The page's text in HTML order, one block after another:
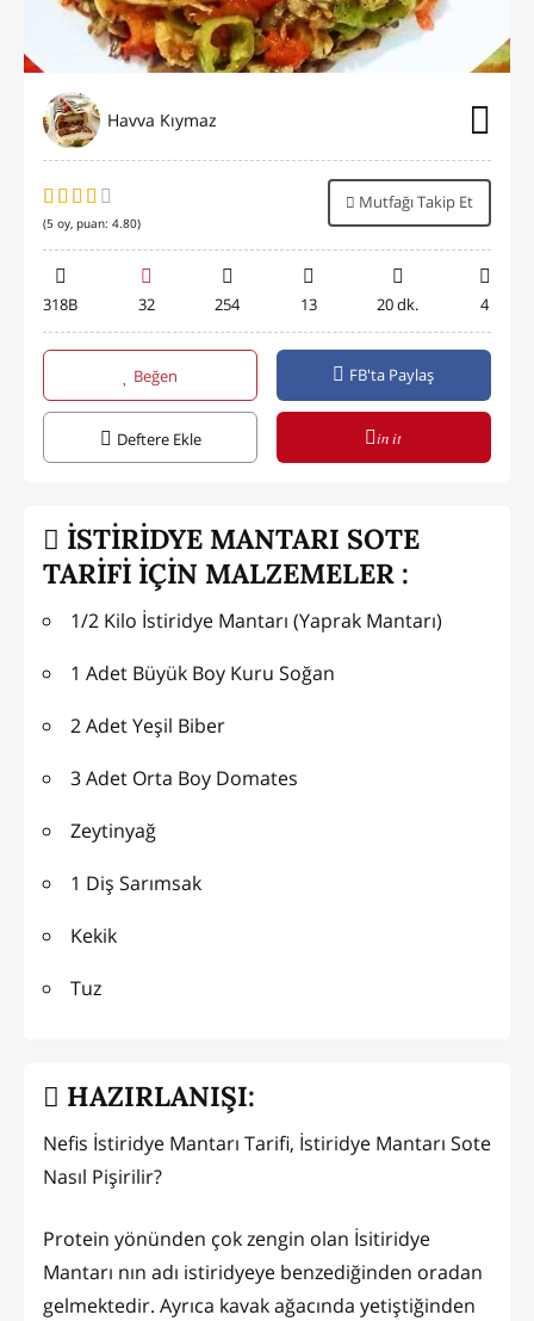
Havva Kıymaz
(5 oy, puan: 4.80)
Mutfağı Takip Et
318B 32 254 13 20 dk. 4
Beğen FB'ta Paylaş
Deftere Ekle in it
İSTİRİDYE MANTARI SOTE
TARİFİ İÇİN MALZEMELER :
1/2 Kilo İstiridye Mantarı (Yaprak Mantarı)
1 Adet Büyük Boy Kuru Soğan
2 Adet Yeşil Biber
3 Adet Orta Boy Domates
Zeytinyağ
1 Diş Sarımsak
Kekik
Tuz
HAZIRLANIŞI:
Nefis İstiridye Mantarı Tarifi, İstiridye Mantarı Sote
Nasıl Pişirilir?
Protein yönünden çok zengin olan İsitiridye
Mantarı nın adı istiridyeye benzediğinden oradan
gelmektedir. Ayrıca kavak ağacında yetiştiğinden